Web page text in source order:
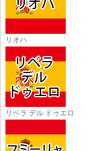
リオハ
リベラ デル ドゥエロ